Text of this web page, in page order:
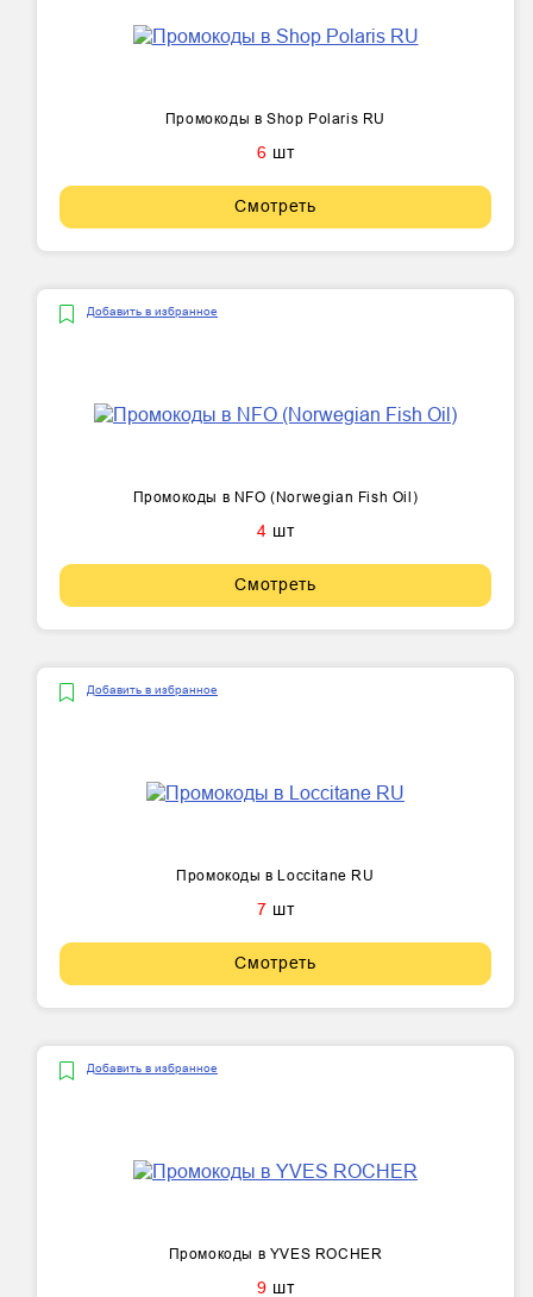
Промокоды в Shop Polaris RU
6 шт
Смотреть
Добавить в избранное
Промокоды в NFO (Norwegian Fish Oil)
4 шт
Смотреть
Добавить в избранное
Промокоды в Loccitane RU
7 шт
Смотреть
Добавить в избранное
Промокоды в YVES ROCHER
9 шт